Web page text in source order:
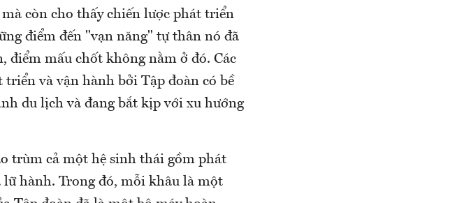
còn cho thấy chiến lược phát triển
điểm đến "vạn năng" tự thân nó đã
điểm mấu chốt không nằm ở đó. Các
triển và vận hành bởi Tập đoàn có bề
du lịch và đang bắt kịp với xu hướng
trùm cả một hệ sinh thái gồm phát
hành. Trong đó, mỗi khâu là một